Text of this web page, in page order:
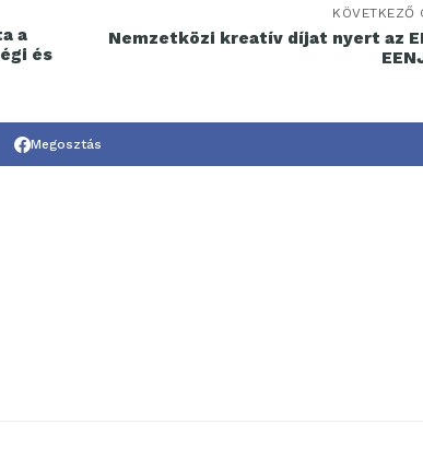
a
és
KÖVETKEZŐ
Nemzetközi kreatív díjat nyert az
Megosztás